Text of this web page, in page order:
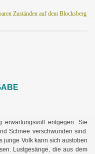
Zuständen auf dem Blocksberg
erwartungsvoll entgegen. Sie
Schnee verschwunden sind.
junge Volk kann sich austoben
Lustgesänge, die aus dem